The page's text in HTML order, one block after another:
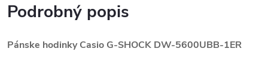
Podrobný popis
Pánske hodinky Casio G-SHOCK DW-5600UBB-1ER